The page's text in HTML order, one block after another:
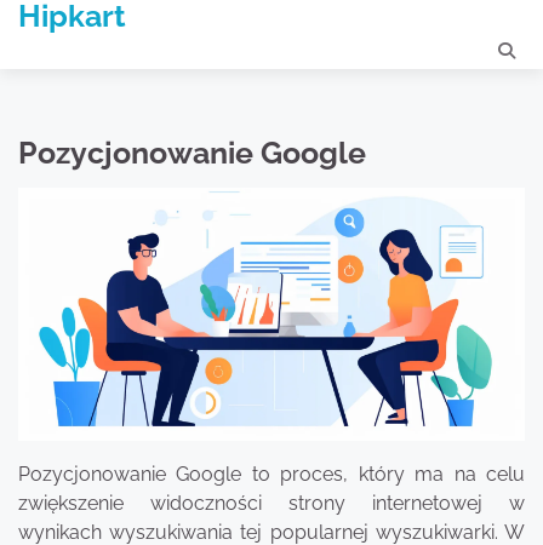
SkipHipkart
Pozycjonowanie Google
Pozycjonowanie Google to proces, który ma na celu
zwiększenie widoczności strony internetowej w
wynikach wyszukiwania tej popularnej wyszukiwarki. W